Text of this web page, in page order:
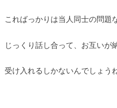
こればっかりは当人同士の問題
じっくり話し合って、お互いが
受け入れるしかないんでしょうね